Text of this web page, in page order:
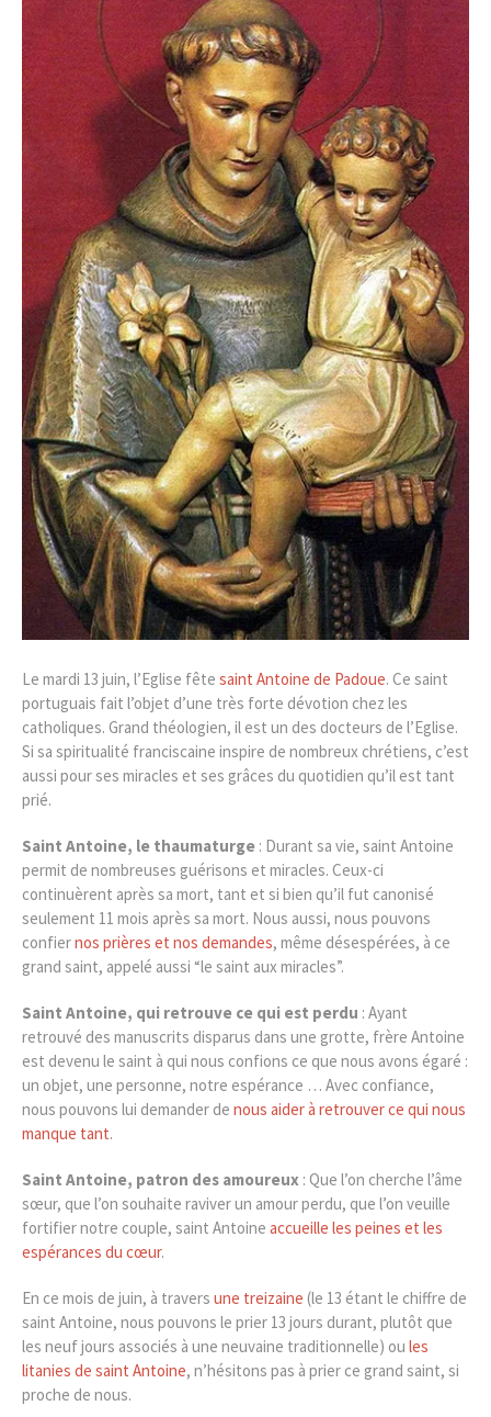
Le mardi 13 juin, l’Eglise fête saint Antoine de Padoue. Ce saint
portuguais fait l’objet d’une très forte dévotion chez les
catholiques. Grand théologien, il est un des docteurs de l’Eglise.
Si sa spiritualité franciscaine inspire de nombreux chrétiens, c’est
aussi pour ses miracles et ses grâces du quotidien qu’il est tant
prié.
Saint Antoine, le thaumaturge : Durant sa vie, saint Antoine
permit de nombreuses guérisons et miracles. Ceux-ci
continuèrent après sa mort, tant et si bien qu’il fut canonisé
seulement 11 mois après sa mort. Nous aussi, nous pouvons
confiernos prières et nos demandes, même désespérées, à ce
grand saint, appelé aussi “le saint aux miracles”.
Saint Antoine, qui retrouve ce qui est perdu : Ayant
retrouvé des manuscrits disparus dans une grotte, frère Antoine
est devenu le saint à qui nous confions ce que nous avons égaré :
un objet, une personne, notre espérance … Avec confiance,
nous pouvons lui demander de nous aider à retrouver ce qui nous
manque tant.
Saint Antoine, patron des amoureux : Que l’on cherche l’âme
sœur, que l’on souhaite raviver un amour perdu, que l’on veuille
fortifier notre couple, saint Antoine accueille les peines et les
espérances du cœur.
En ce mois de juin, à travers une treizaine (le 13 étant le chiffre de
saint Antoine, nous pouvons le prier 13 jours durant, plutôt que
les neuf jours associés à une neuvaine traditionnelle) ou les
litanies de saint Antoine, n’hésitons pas à prier ce grand saint, si
proche de nous.